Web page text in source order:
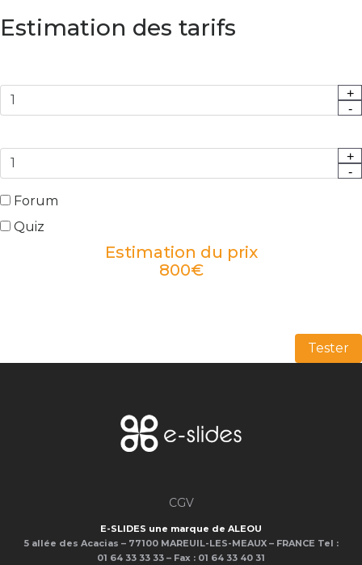
Estimation des tarifs
-
+
-
+
Forum
Quiz
Estimation du prix
800€
Tester
CGV
E-SLIDES une marque de ALEOU
5 allée des Acacias – 77100 MAREUIL-LES-MEAUX – FRANCE Tel :
01 64 33 33 33 – Fax : 01 64 33 40 31